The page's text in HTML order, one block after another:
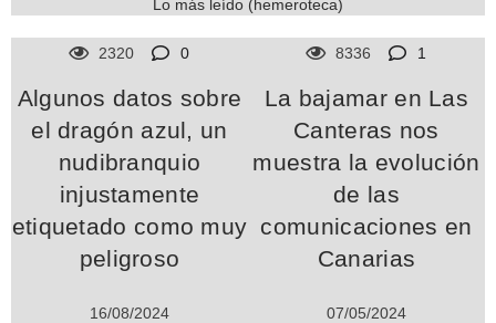
Lo más leído (hemeroteca)
2320 0
Algunos datos sobre
el dragón azul, un
nudibranquio
injustamente
etiquetado como muy
peligroso
16/08/2024
8336 1
La bajamar en Las
Canteras nos
muestra la evolución
de las
comunicaciones en
Canarias
07/05/2024